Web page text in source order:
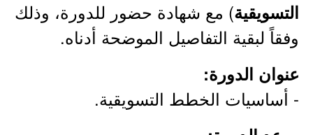
التسويقية) مع شهادة حضور للدورة، وذلك
وفقاً لبقية التفاصيل الموضحة أدناه.
عنوان الدورة:
- أساسيات الخطط التسويقية.